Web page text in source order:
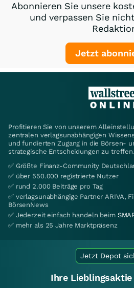
Abonnieren Sie unsere
und verpassen Sie
Jetzt
Profitieren Sie von unserem
zentralen verlagsunabhängigen
und fundierten Zugang in die Börsen-
strategische Entscheidungen zu treffen.
✅ Größte Finanz-Community
✅ über 550.000 registrierte Nutzer
✅ rund 2.000 Beiträge pro Tag
✅ verlagsunabhängige Partner ARIVA,
BörsenNews
✅ Jederzeit einfach handeln beim
✅ mehr als 25 Jahre Marktpräsenz
Jetzt Depot
Ihre